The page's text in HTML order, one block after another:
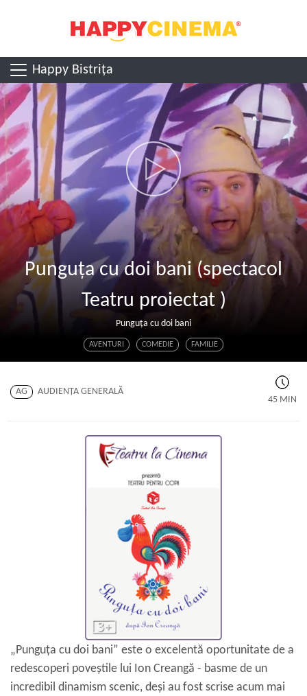
Happy Bistrița
Punguța cu doi bani (spectacol
Teatru proiectat )
Punguța cu doi bani
AVENTURI COMEDIE FAMILIE
AG
AUDIENŢA GENERALĂ
45 MIN
„Punguța cu doi bani” este o excelentă oportunitate de a
redescoperi poveştile lui Ion Creangă - basme de un
incredibil dinamism scenic, deşi au fost scrise acum mai